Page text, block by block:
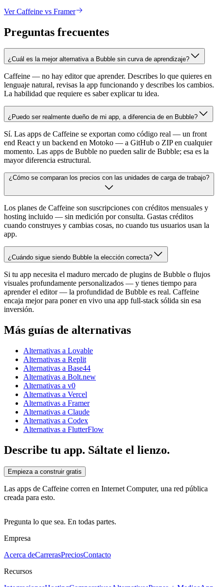
Ver Caffeine vs Framer
Preguntas frecuentes
¿Cuál es la mejor alternativa a Bubble sin curva de aprendizaje?
Caffeine — no hay editor que aprender. Describes lo que quieres en
lenguaje natural, revisas la app funcionando y describes los cambios.
La habilidad que requiere es saber explicar tu idea.
¿Puedo ser realmente dueño de mi app, a diferencia de en Bubble?
Sí. Las apps de Caffeine se exportan como código real — un front
end React y un backend en Motoko — a GitHub o ZIP en cualquier
momento. Las apps de Bubble no pueden salir de Bubble; esa es la
mayor diferencia estructural.
¿Cómo se comparan los precios con las unidades de carga de trabajo?
Los planes de Caffeine son suscripciones con créditos mensuales y
hosting incluido — sin medición por consulta. Gastas créditos
cuando construyes y cambias cosas, no cuando tus usuarios usan la
app.
¿Cuándo sigue siendo Bubble la elección correcta?
Si tu app necesita el maduro mercado de plugins de Bubble o flujos
visuales profundamente personalizados — y tienes tiempo para
aprender el editor — la profundidad de Bubble es real. Caffeine
encaja mejor para poner en vivo una app full-stack sólida sin esa
inversión.
Más guías de alternativas
Alternativas a Lovable
Alternativas a Replit
Alternativas a Base44
Alternativas a Bolt.new
Alternativas a v0
Alternativas a Vercel
Alternativas a Framer
Alternativas a Claude
Alternativas a Codex
Alternativas a FlutterFlow
Describe tu app. Sáltate el lienzo.
Empieza a construir gratis
Las apps de Caffeine corren en Internet Computer, una red pública
creada para esto.
Pregunta lo que sea. En todas partes.
Empresa
Acerca deCarrerasPreciosContacto
Recursos